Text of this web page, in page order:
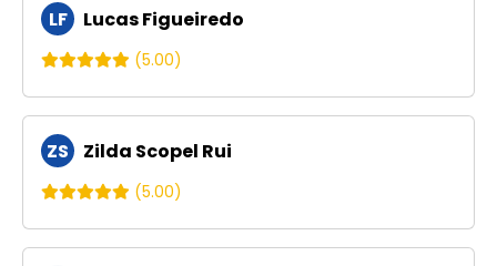
LF Lucas Figueiredo
(5.00)
ZS Zilda Scopel Rui
(5.00)